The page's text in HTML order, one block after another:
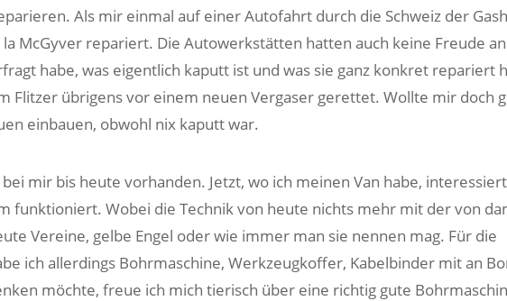
Als mir einmal auf einer Autofahrt durch die Schweiz der
la McGyver repariert. Die Autowerkstätten hatten auch keine Freude
habe, was eigentlich kaputt ist und was sie ganz konkret repariert
Flitzer übrigens vor einem neuen Vergaser gerettet. Wollte mir doch
einbauen, obwohl nix kaputt war.
mir bis heute vorhanden. Jetzt, wo ich meinen Van habe,
funktioniert. Wobei die Technik von heute nichts mehr mit der von
Vereine, gelbe Engel oder wie immer man sie nennen mag. Für die
ich allerdings Bohrmaschine, Werkzeugkoffer, Kabelbinder mit an
möchte, freue ich mich tierisch über eine richtig gute